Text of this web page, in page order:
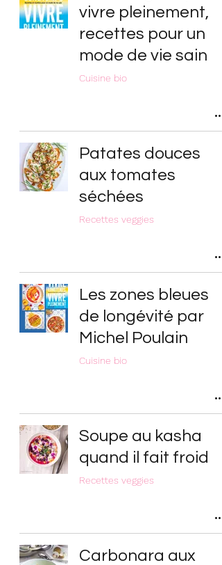
vivre pleinement,
recettes pour un
mode de vie sain
Cuisine bio
Patates douces
aux tomates
séchées
Recettes veggies
Les zones bleues
de longévité par
Michel Poulain
Cuisine bio
Soupe au kasha
quand il fait froid
Recettes veggies
Carbonara aux